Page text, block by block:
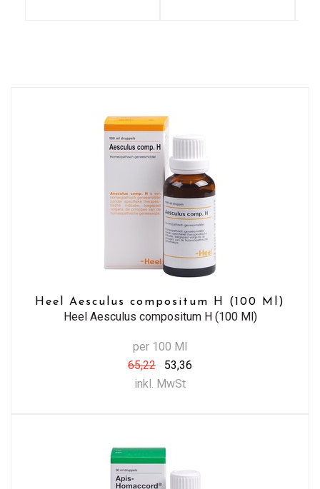
Heel Aesculus compositum H (100 Ml)
Heel Aesculus compositum H (100 Ml)
per 100 Ml
65,22
53,36
inkl. MwSt